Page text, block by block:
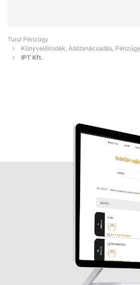
Turul Pénzügy
Könyvelőirodák, Adótanácsadás,
IPT Kft.